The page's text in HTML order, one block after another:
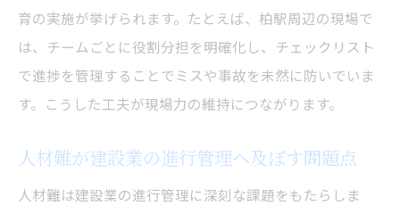
育の実施が挙げられます。たとえば、柏駅周辺の現場で
は、チームごとに役割分担を明確化し、チェックリスト
で進捗を管理することでミスや事故を未然に防いでいま
す。こうした工夫が現場力の維持につながります。
人材難が建設業の進行管理へ及ぼす問題点
人材難は建設業の進行管理に深刻な課題をもたらしま